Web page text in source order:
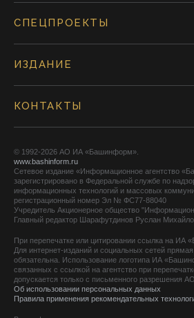
СПЕЦПРОЕКТЫ
ИЗДАНИЕ
КОНТАКТЫ
© 1992-2026 АО ИА «Башинформ».
www.bashinform.ru
Сетевое издание «Информационное агентство
зарегистрировано в Федеральной службе по
информационных технологий и массовых
регистрационный номер Эл № ФС77-88040
Учредитель Акционерное общество
Главный редактор Шарафутдинов Руслан
При перепечатке или цитировании ссылка на ИА
Для интернет-изданий и социальных сетей
обязательна. Использование логотипа ИА
связанных с ссылкой на агентство при
допускается только с письменного разрешения
Об использовании персональных данных
Правила применения рекомендательных